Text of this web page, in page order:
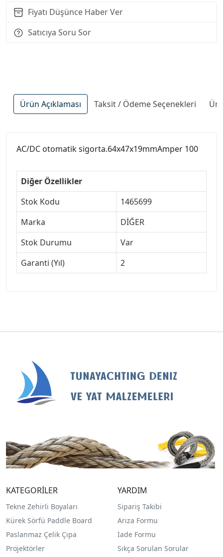
Fiyatı Düşünce Haber Ver
Satıcıya Soru Sor
Ürün Açıklaması Taksit / Ödeme Seçenekleri
AC/DC otomatik sigorta.64x47x19mmAmper 100
Diğer Özellikler
Stok Kodu
1465699
Marka
DİĞER
Stok Durumu
Var
Garanti (Yıl)
2
KATEGORİLER
Tekne Zehirli Boyaları
Kürek Sörfü Paddle Board
Paslanmaz Çelik Çıpa
Projektörler
YARDIM
Sipariş Takibi
Arıza Formu
İade Formu
Sıkça Sorulan Sorular